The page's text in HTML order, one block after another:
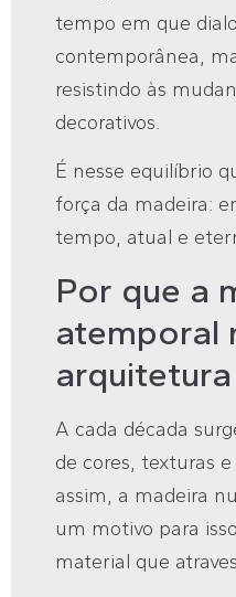
tempo em que
contemporânea,
resistindo às
decorativos.
É nesse equilíbrio
força da madeira:
tempo, atual e
Por que a
atemporal
A cada década
de cores, texturas
assim, a madeira
um motivo para
material que